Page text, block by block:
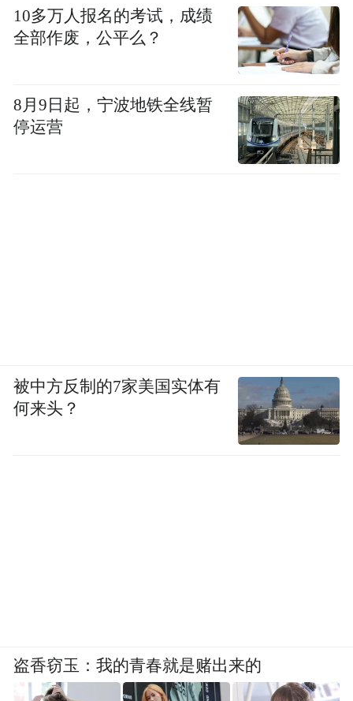
三幕剧场：色彩从大地走向春光
编排走秀，形成三幕递进式叙事。第一幕，
模特沿直线行进，摩卡棕与橄榄绿铺陈出大
地的沉静，羊毛与盘花勾勒根系的温厚；第
如设计师所言，这是一场“从土壤走向花开”
的自然诗篇。
10多万人报名的考试，成绩
全部作废，公平么？
8月9日起，宁波地铁全线暂
停运营
被中方反制的7家美国实体有
何来头？
盗香窃玉：我的青春就是赌出来的